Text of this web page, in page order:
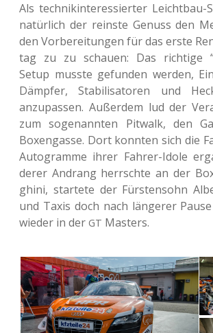
Als tech­nik­in­ter­es­sier­ter Leicht­bau-
natür­lich der reins­te Genuss den
den Vor­be­rei­tun­gen für das erste
tag zu zu schau­en: Das rich­ti­ge
Setup musste gefun­den werden,
Dämp­fer, Sta­bi­li­sa­to­ren und
anzu­pas­sen. Außer­dem lud der
zum soge­nann­ten Pit­walk, den
Boxen­gas­se. Dort konn­ten sich die
Auto­gram­me ihrer Fahrer-Idole
de­rer Andrang herrsch­te an der
ghi­ni, star­te­te der Fürs­ten­sohn
und Taxis doch nach län­ge­rer
wieder in der GT Masters.